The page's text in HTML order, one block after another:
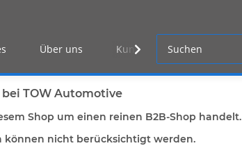
Über uns Kunden Log-in
TOW Automotive
Shop um einen reinen B2B-Shop handelt.
können nicht berücksichtigt werden.